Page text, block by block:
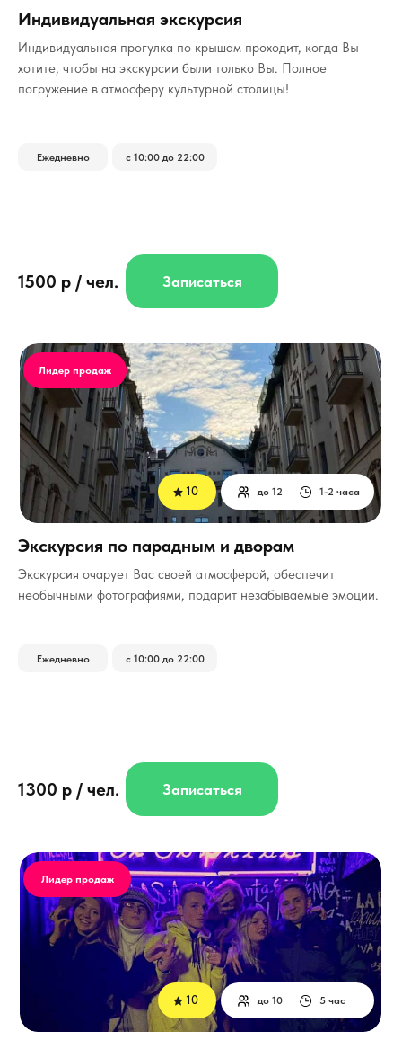
Индивидуальная прогулка по крышам проходит, когда Вы
хотите, чтобы на экскурсии были только Вы. Полное
погружение в атмосферу культурной столицы!
Ежедневно с 10:00 до 22:00
Индивидуальная экскурсия
5 час
до 10
Лидер продаж
10
Экскурсия очарует Вас своей атмосферой, обеспечит
необычными фотографиями, подарит незабываемые эмоции.
1500 р / чел.
Ежедневно
Записаться
с 10:00 до 22:00
1300 р / чел.
Лидер продаж
Записаться
Экскурсия по парадным и дворам
10 1-2 часа
до 12